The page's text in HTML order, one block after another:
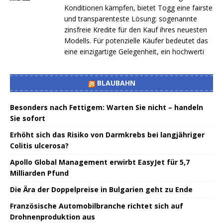
Konditionen kämpfen, bietet Togg eine fairste
und transparenteste Lösung: sogenannte
zinsfreie Kredite für den Kauf ihres neuesten
Modells. Für potenzielle Käufer bedeutet das
eine einzigartige Gelegenheit, ein hochwerti
BLAUBAHN
Besonders nach Fettigem: Warten Sie nicht – handeln
Sie sofort
Erhöht sich das Risiko von Darmkrebs bei langjähriger
Colitis ulcerosa?
Apollo Global Management erwirbt EasyJet für 5,7
Milliarden Pfund
Die Ära der Doppelpreise in Bulgarien geht zu Ende
Französische Automobilbranche richtet sich auf
Drohnenproduktion aus